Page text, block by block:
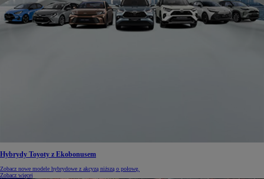
Hybrydy Toyoty z Ekobonusem
Zobacz nowe modele hybrydowe z akcyzą niższą o połowę.
Zobacz więcej